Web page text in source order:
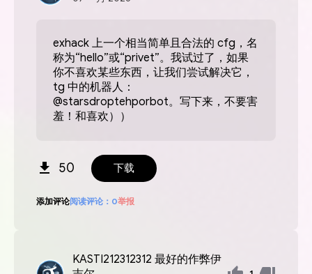
exhack 上一个相当简单且合法的 cfg，名
称为“hello”或“privet”。我试过了，如果
你不喜欢某些东西，让我们尝试解决它，
tg 中的机器人：
@starsdroptehporbot。写下来，不要害
羞！和喜欢））
50 下载
添加评论阅读评论： 0举报
KASTI212312312 最好的作弊伊